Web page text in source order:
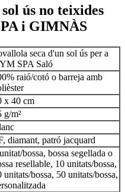
ús no teixides
i GIMNÀS
seca d'un sol ús per a
SPA Saló
raió/cotó o barreja amb
x 40 cm
g/m²
diamant, patró jacquard
bossa, bossa segellada o
resellable, 10 unitats/bossa,
unitats/bossa, 50 unitats/bossa,